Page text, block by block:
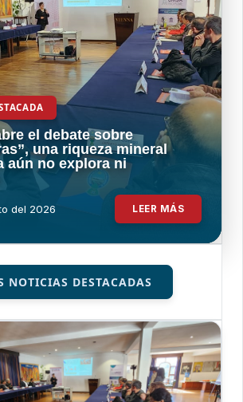
el debate sobre
una riqueza mineral
aún no explora ni
del 2026 LEER MÁS
NOTICIAS DESTACADAS